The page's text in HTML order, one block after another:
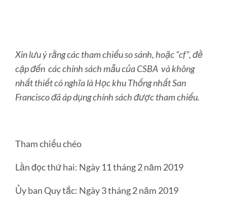
Xin lưu ý rằng các tham chiếu so sánh, hoặc "cf", đề
cập đến các chính sách mẫucủa CSBA và không
nhất thiết có nghĩa là Học khu Thống nhất San
Francisco đã áp dụng chính sách được tham chiếu.
Tham chiếu chéo
Lần đọc thứ hai: Ngày 11 tháng 2 năm 2019
Ủy ban Quy tắc: Ngày 3 tháng 2 năm 2019